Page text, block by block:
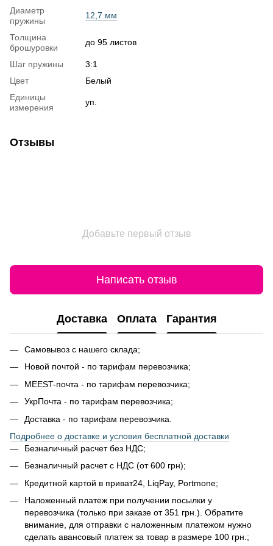
Диаметр
пружины
12,7 мм
Толщина
брошуровки
до 95 листов
Шаг пружины
3:1
Цвет
Белый
Единицы
измерения
уп.
Отзывы
Добавьте первый отзыв
Написать отзыв
Доставка Оплата Гарантия
Самовывоз с нашего склада;
Новой почтой - по тарифам перевозчика;
MEEST-почта - по тарифам перевозчика;
УкрПочта - по тарифам перевозчика;
Доставка - по тарифам перевозчика.
Подробнее о доставке и условия бесплатной доставки
Безналичный расчет без НДС;
Безналичный расчет с НДС (от 600 грн);
Кредитной картой в приват24, LiqPay, Portmone;
Наложенный платеж при получении посылки у
перевозчика (только при заказе от 351 грн.). Обратите
внимание, для отправки с наложенным платежом нужно
сделать авансовый платеж за товар в размере 100 грн.;